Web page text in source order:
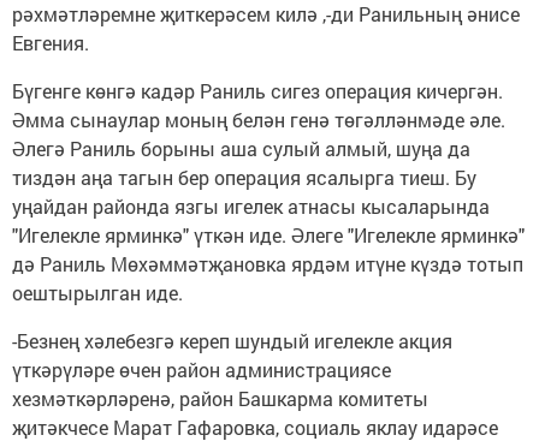
рәхмәтләремне җиткерәсем килә ,-ди Ранильның әнисе
Евгения.
Бүгенге көнгә кадәр Раниль сигез операция кичергән.
Әмма сынаулар моның белән генә төгәлләнмәде әле.
Әлегә Раниль борыны аша сулый алмый, шуңа да
тиздән аңа тагын бер операция ясалырга тиеш. Бу
уңайдан районда язгы игелек атнасы кысаларында
"Игелекле ярминкә" үткән иде. Әлеге "Игелекле ярминкә"
дә Раниль Мөхәммәтҗановка ярдәм итүне күздә тотып
оештырылган иде.
-Безнең хәлебезгә кереп шундый игелекле акция
үткәрүләре өчен район администрациясе
хезмәткәрләренә, район Башкарма комитеты
җитәкчесе Марат Гафаровка, социаль яклау идарәсе